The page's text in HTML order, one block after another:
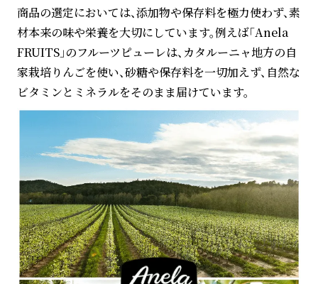
商品の選定においては、添加物や保存料を極力使わず、素
材本来の味や栄養を大切にしています。例えば「Anela
FRUITS」のフルーツピューレは、カタルーニャ地方の自
家栽培りんごを使い、砂糖や保存料を一切加えず、自然な
ビタミンとミネラルをそのまま届けています。